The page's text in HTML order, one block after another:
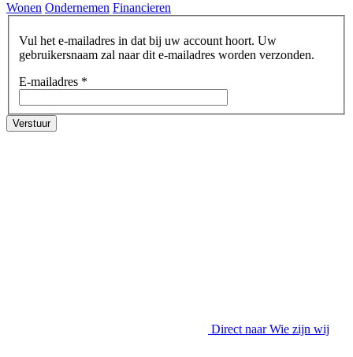
Wonen Ondernemen Financieren
Vul het e-mailadres in dat bij uw account hoort. Uw
gebruikersnaam zal naar dit e-mailadres worden verzonden.
E-mailadres *
Verstuur
Direct naar Wie zijn wij